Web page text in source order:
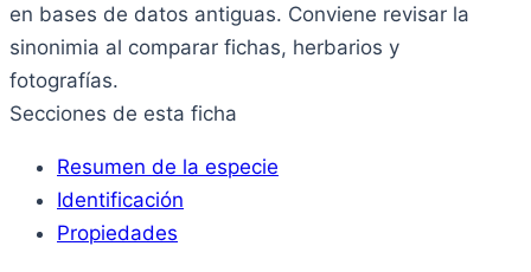
en bases de datos antiguas. Conviene revisar la
sinonimia al comparar fichas, herbarios y
fotografías.
Secciones de esta ficha
Resumen de la especie
Identificación
Propiedades